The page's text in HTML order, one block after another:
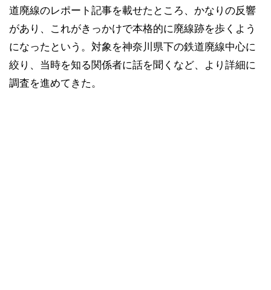
道廃線のレポート記事を載せたところ、かなりの反響
があり、これがきっかけで本格的に廃線跡を歩くよう
になったという。対象を神奈川県下の鉄道廃線中心に
絞り、当時を知る関係者に話を聞くなど、より詳細に
調査を進めてきた。